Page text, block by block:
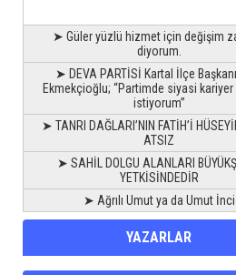
➤ Güler yüzlü hizmet için değişim
diyorum.
➤ DEVA PARTİSİ Kartal İlçe
Ekmekçioğlu; “Partimde siyasi
istiyorum”
➤ TANRI DAĞLARI’NIN FATİH’İ
ATSIZ
➤ SAHİL DOLGU ALANLARI
YETKİSİNDEDİR
➤ Ağrılı Umut ya da Umut İnci
YAZARLAR